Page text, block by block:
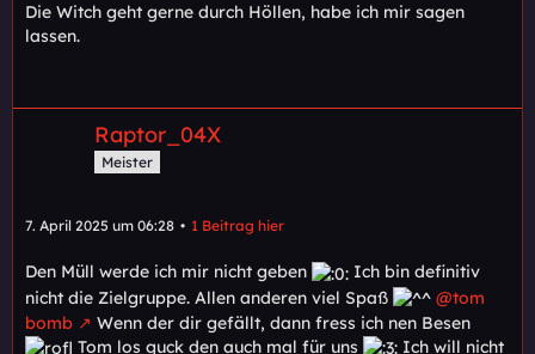
Die Witch geht gerne durch Höllen, habe ich mir sagen
lassen.
Raptor_04X
Meister
7. April 2025 um 06:28 1 Beitrag hier
Den Müll werde ich mir nicht geben
Ich bin definitiv
nicht die Zielgruppe. Allen anderen viel Spaß
@tom
bomb
Wenn der dir gefällt, dann fress ich nen Besen
Tom los guck den auch mal für uns
Ich will nicht